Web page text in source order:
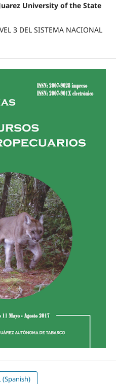
University of the State
3 DEL SISTEMA NACIONAL
(Spanish)